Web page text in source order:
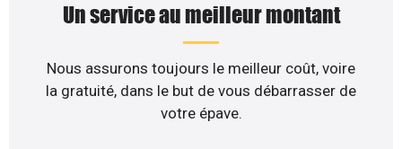
Un service au meilleur montant
Nous assurons toujours le meilleur coût, voire
la gratuité, dans le but de vous débarrasser de
votre épave.